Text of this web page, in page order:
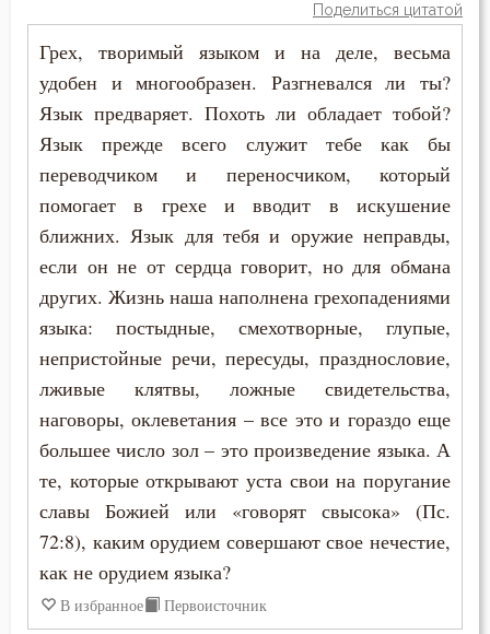
Искушение
Исповедник
Исправление
Истина
Клятва
Колдовство
Красота
Крест
Крещение
Кротость
Поделиться цитатой
Грех, творимый языком и на деле, весьма
удобен и многообразен. Разгневался ли ты?
Язык предваряет. Похоть ли обладает тобой?
Язык прежде всего служит тебе как бы
переводчиком и переносчиком, который
помогает в грехе и вводит в искушение
ближних. Язык для тебя и оружие неправды,
если он не от сердца говорит, но для обмана
других. Жизнь наша наполнена грехопадениями
языка: постыдные, смехотворные, глупые,
непристойные речи, пересуды, празднословие,
лживые клятвы, ложные свидетельства,
наговоры, оклеветания – все это и гораздо еще
большее число зол – это произведение языка. А
те, которые открывают уста свои на поругание
славы Божией или «говорят свысока» (Пс.
72:8), каким орудием совершают свое нечестие,
как не орудием языка?
В избранное Первоисточник